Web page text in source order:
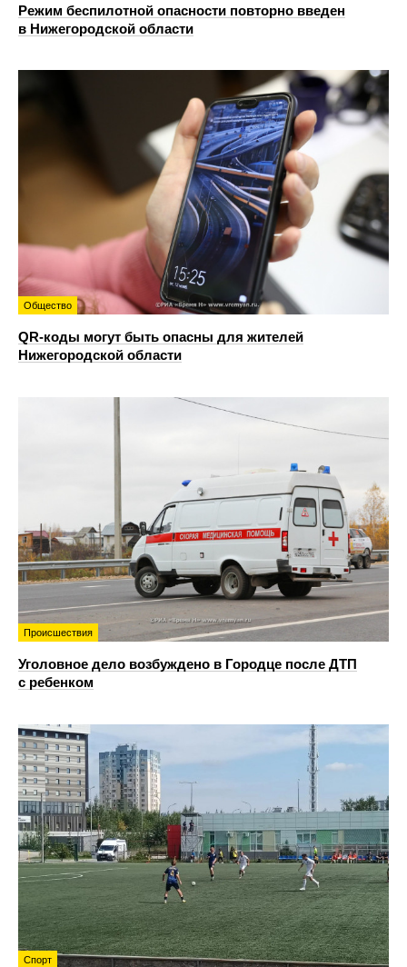
Режим беспилотной опасности повторно введен
в Нижегородской области
Общество
QR-коды могут быть опасны для жителей
Нижегородской области
Происшествия
Уголовное дело возбуждено в Городце после ДТП
с ребенком
Спорт